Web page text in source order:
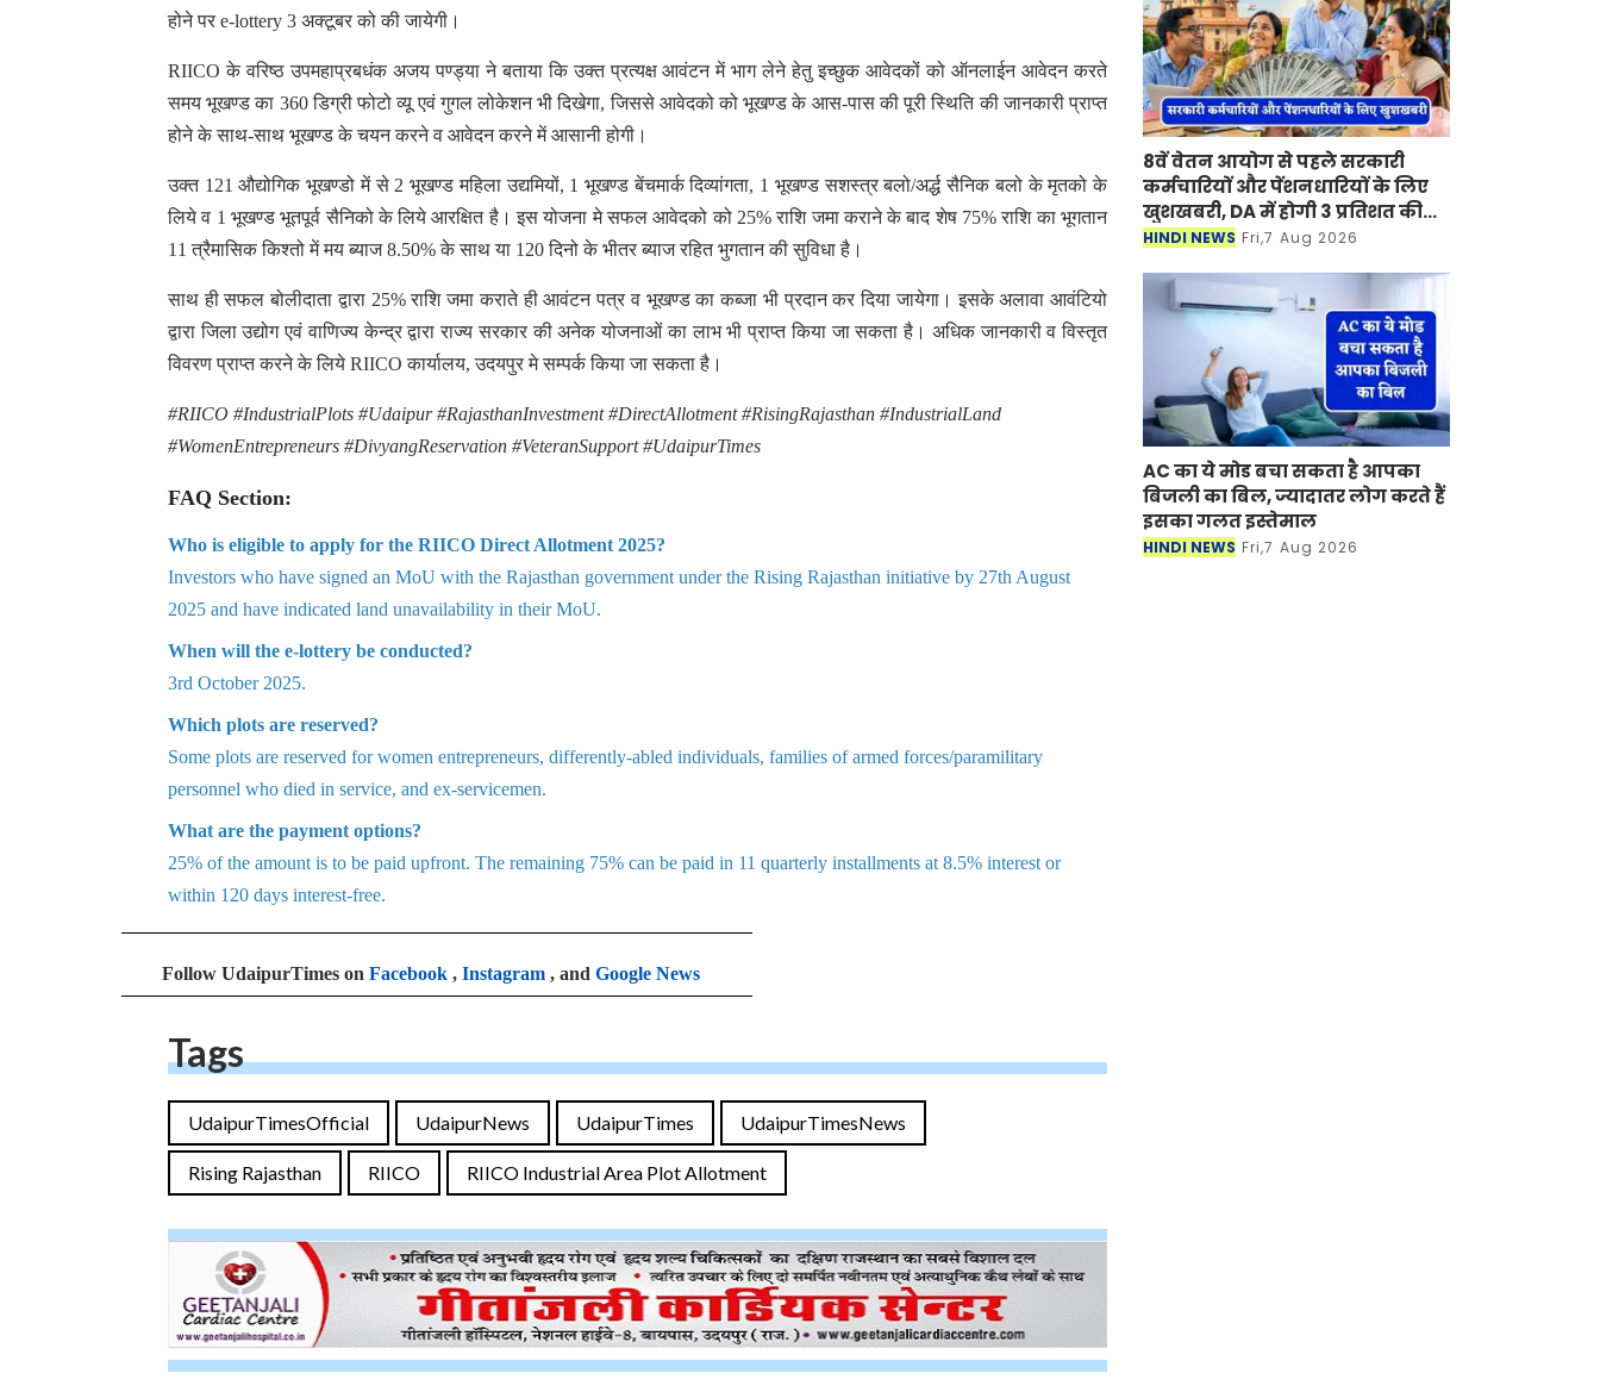
होने पर e-lottery 3 अक्टूबर को की जायेगी।
RIICO के वरिष्ठ उपमहाप्रबधंक अजय पण्ड्या ने बताया कि उक्त प्रत्यक्ष आवंटन में भाग लेने हेतु इच्छुक आवेदकों को ऑनलाईन आवेदन करते
समय भूखण्ड का 360 डिग्री फोटो व्यू एवं गुगल लोकेशन भी दिखेगा, जिससे आवेदको को भूखण्ड के आस-पास की पूरी स्थिति की जानकारी प्राप्त
होने के साथ-साथ भूखण्ड के चयन करने व आवेदन करने में आसानी होगी।
उक्त 121 औद्योगिक भूखण्डो में से 2 भूखण्ड महिला उद्यमियों, 1 भूखण्ड बेंचमार्क दिव्यांगता, 1 भूखण्ड सशस्त्र बलो/अर्द्ध सैनिक बलो के मृतको के
लिये व 1 भूखण्ड भूतपूर्व सैनिको के लिये आरक्षित है। इस योजना मे सफल आवेदको को 25% राशि जमा कराने के बाद शेष 75% राशि का भूगतान
11 त्रैमासिक किश्तो में मय ब्याज 8.50% के साथ या 120 दिनो के भीतर ब्याज रहित भुगतान की सुविधा है।
साथ ही सफल बोलीदाता द्वारा 25% राशि जमा कराते ही आवंटन पत्र व भूखण्ड का कब्जा भी प्रदान कर दिया जायेगा। इसके अलावा आवंटियो
द्वारा जिला उद्योग एवं वाणिज्य केन्द्र द्वारा राज्य सरकार की अनेक योजनाओं का लाभ भी प्राप्त किया जा सकता है। अधिक जानकारी व विस्तृत
विवरण प्राप्त करने के लिये RIICO कार्यालय, उदयपुर मे सम्पर्क किया जा सकता है।
#RIICO #IndustrialPlots #Udaipur #RajasthanInvestment #DirectAllotment #RisingRajasthan #IndustrialLand
#WomenEntrepreneurs #DivyangReservation #VeteranSupport #UdaipurTimes
FAQ Section:
Who is eligible to apply for the RIICO Direct Allotment 2025?
Investors who have signed an MoU with the Rajasthan government under the Rising Rajasthan initiative by 27th August
2025 and have indicated land unavailability in their MoU.
When will the e-lottery be conducted?
3rd October 2025.
Which plots are reserved?
Some plots are reserved for women entrepreneurs, differently-abled individuals, families of armed forces/paramilitary
personnel who died in service, and ex-servicemen.
What are the payment options?
25% of the amount is to be paid upfront. The remaining 75% can be paid in 11 quarterly installments at 8.5% interest or
within 120 days interest-free.
Follow UdaipurTimes on Facebook , Instagram , and Google News
Tags
UdaipurTimesOfficial UdaipurNews UdaipurTimes UdaipurTimesNews
Rising Rajasthan RIICO RIICO Industrial Area Plot Allotment
8वें वेतन आयोग से पहले सरकारी
कर्मचारियों और पेंशनधारियों के लिए
खुशखबरी, DA में होगी 3 प्रतिशत की
बढ़ोतरी ?
HINDI NEWS Fri,7 Aug 2026
AC का ये मोड बचा सकता है आपका
बिजली का बिल, ज्यादातर लोग करते हैं
इसका गलत इस्तेमाल
HINDI NEWS Fri,7 Aug 2026